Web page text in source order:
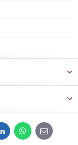
LinkedInWhatsApp
E-
mail